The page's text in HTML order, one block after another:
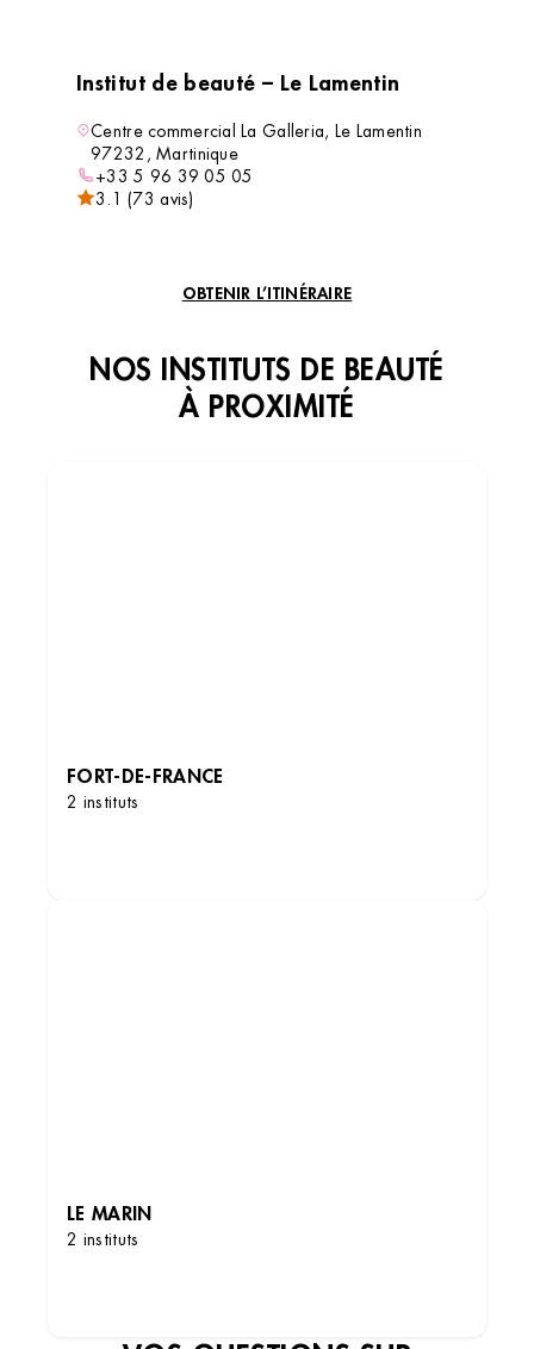
Institut de beauté – Le Lamentin
Centre commercial La Galleria, Le Lamentin
97232, Martinique
+33 5 96 39 05 05
3.1 (73 avis)
OBTENIR L’ITINÉRAIRE
VOIR L’INSTITUT
NOS INSTITUTS DE BEAUTÉ
À PROXIMITÉ
FORT-DE-FRANCE
2 instituts
LE MARIN
2 instituts